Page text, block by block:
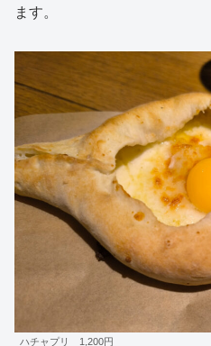
ます。
ハチャプリ 1,200円